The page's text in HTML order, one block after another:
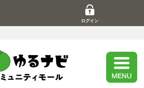
ログイン